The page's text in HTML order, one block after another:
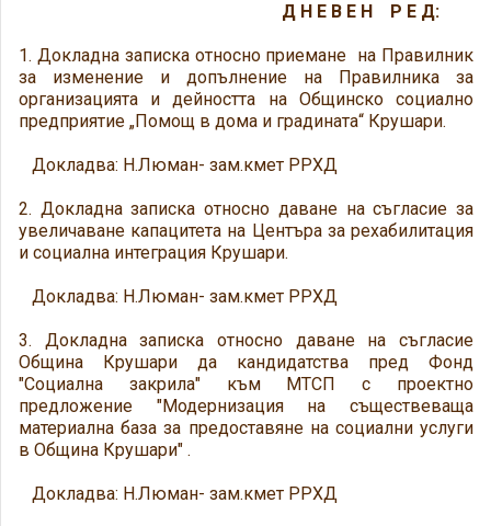
Д Н Е В Е Н Р Е Д:
1. Докладна записка относно приемане на Правилник
за изменение и допълнение на Правилника за
организацията и дейността на Общинско социално
предприятие „Помощ в дома и градината“ Крушари.
Докладва: Н.Люман- зам.кмет РРХД
2. Докладна записка относно даване на съгласие за
увеличаване капацитета на Центъра за рехабилитация
и социална интеграция Крушари.
Докладва: Н.Люман- зам.кмет РРХД
3. Докладна записка относно даване на съгласие
Община Крушари да кандидатства пред Фонд
"Социална закрила" към МТСП с проектно
предложение "Модернизация на съществеваща
материална база за предоставяне на социални услуги
в Община Крушари" .
Докладва: Н.Люман- зам.кмет РРХД